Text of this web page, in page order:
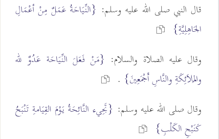
قال النبي صلى الله عليه وسلم: {النِّيَاحَةُ عَمَلٌ مِنْ أعْمَالِ
الجَاهِلِيَّةِ}
وقال عليه الصلاة والسلام: {مَنْ فَعَلَ النِّيَاحَة عَدُوٌ لله
والمَلاَئِكَةِ والنَّاسِ أَجْمَعِينَ} .
وقال صلى الله عليه وسلم: {تَجِيء النَّائِحَةُ يَوْمَ القِيَامةِ تَنْبَحُ
كَنَبْحِ الكَلْبِ}